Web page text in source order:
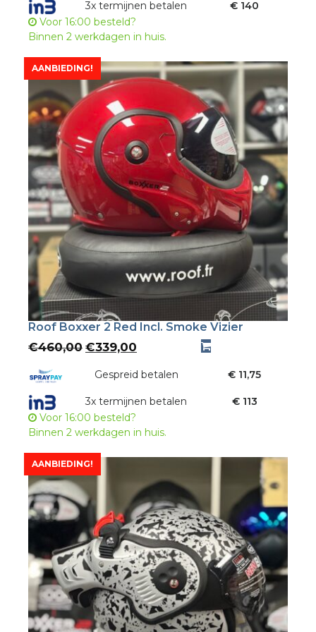
3x termijnen betalen
€ 140
Voor 16:00 besteld?
Binnen 2 werkdagen in huis.
AANBIEDING!
Roof Boxxer 2 Red Incl. Smoke Vizier
€460,00 Oorspronkelijke
was:
€339,00
is:
Gespreid betalen € 11,75
3x termijnen betalen
€ 113
Voor 16:00 besteld?
Binnen 2 werkdagen in huis.
AANBIEDING!